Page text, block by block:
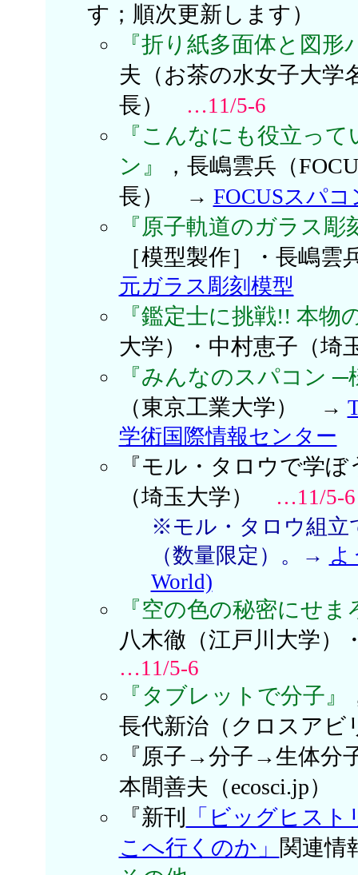
す；順次更新します）
『折り紙多面体と図
夫（お茶の水女子大学
長）
…11/5-6
『こんなにも役立っ
ン』
，長嶋雲兵（
長）
→ FOCUSスパ
『原子軌道のガラス彫
［模型製作］・長嶋
元ガラス彫刻模型
『鑑定士に挑戦!! 本物
大学）・中村恵子（
『みんなのスパコン
（東京工業大学）
→
学術国際情報センター
『モル・タロウで学
（埼玉大学）
…11/5-6
※モル・タロウ組立
（数量限定）。→ よ
World)
『空の色の秘密にせま
八木徹（江戸川大学
…11/5-6
『タブレットで分子』
長代新治（クロスア
『原子→分子→生体分
本間善夫（ecosci.jp）
『新刊
「ビッグヒス
こへ行くのか」
関連情